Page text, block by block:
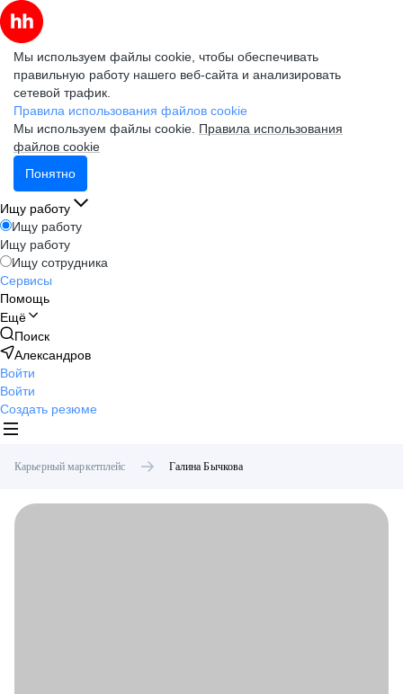
Мы используем файлы cookie, чтобы обеспечивать
правильную работу нашего веб-сайта и анализировать
сетевой трафик.
Правила использования файлов cookie
Мы используем файлы cookie. Правила использования
файлов cookie
Понятно
Ищу работу
Ищу работу
Ищу работу
Ищу сотрудника
Сервисы
Помощь
Ещё
Поиск
Александров
Войти
Войти
Создать резюме
Карьерный маркетплейс Галина Бычкова